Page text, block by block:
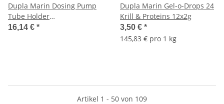
Dupla Marin Dosing Pump
Tube Holder
Schlauchfixierung
16,14 € *
Dupla Marin Gel-o-Drops 24
Krill & Proteins 12x2g
3,50 € *
145,83 € pro 1 kg
Artikel 1 - 50 von 109